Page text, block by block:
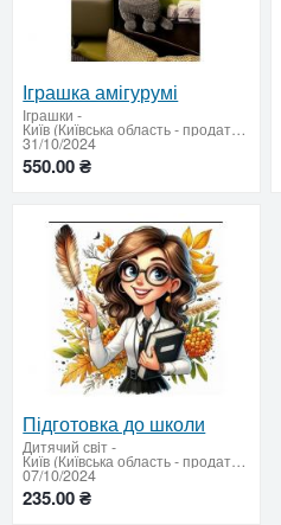
Іграшка амігурумі
Іграшки -
Київ (Київська область - продати купити)
31/10/2024
550.00 ₴
Підготовка до школи
Дитячий свiт-
Київ (Київська область - продати купити)
07/10/2024
235.00 ₴